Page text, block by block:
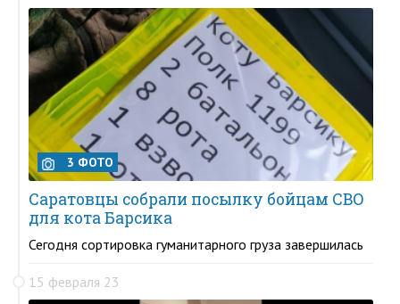
3 ФОТО
Саратовцы собрали посылку бойцам СВО
для кота Барсика
Сегодня сортировка гуманитарного груза завершилась
15 февраля 23